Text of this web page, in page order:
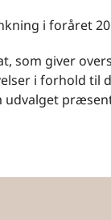
i foråret
som giver
i forhold til
udvalget